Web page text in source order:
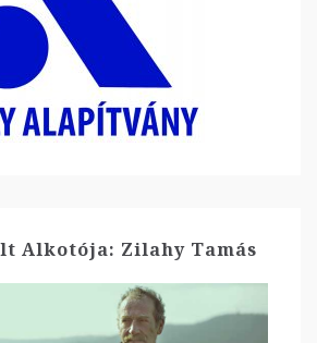
Alkotója: Zilahy Tamás